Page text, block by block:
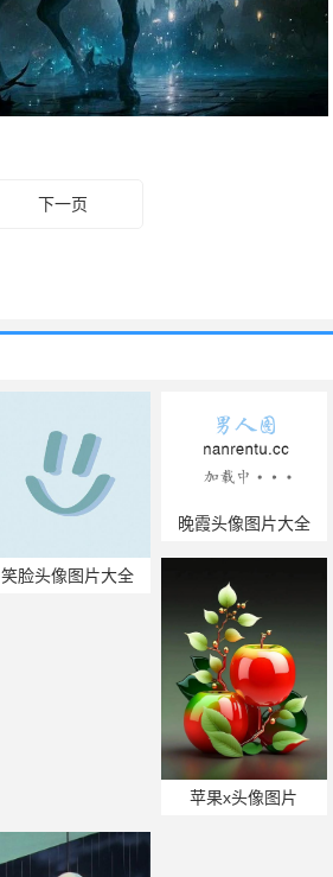
下一页
笑脸头像图片大全
晚霞头像图片大全
苹果x头像图片